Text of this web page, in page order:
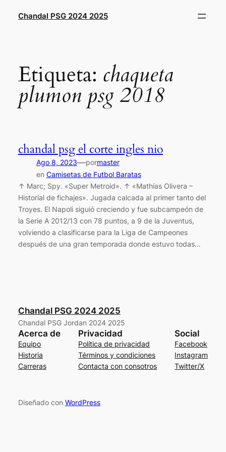
Chandal PSG 2024 2025
Etiqueta: chaqueta
plumon psg 2018
chandal psg el corte ingles nio
Ago 8, 2023—pormaster
en Camisetas de Futbol Baratas
↑ Marc; Spy. «Super Metroid». ↑ «Mathías Olivera –
Historial de fichajes». Jugada calcada al primer tanto del
Troyes. El Napoli siguió creciendo y fue subcampeón de
la Serie A 2012/13 con 78 puntos, a 9 de la Juventus,
volviendo a clasificarse para la Liga de Campeones
después de una gran temporada donde estuvo todas…
Chandal PSG 2024 2025
Chandal PSG Jordan 2024 2025
Acerca de
Equipo
Historia
Carreras
Privacidad
Política de privacidad
Términos y condiciones
Contacta con consotros
Social
Facebook
Instagram
Twitter/X
Diseñado con WordPress